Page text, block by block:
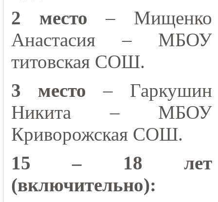
2 место – Мищенко
Анастасия – МБОУ
титовская СОШ.
3 место – Гаркушин
Никита – МБОУ
Криворожская СОШ.
15 – 18 лет
(включительно):